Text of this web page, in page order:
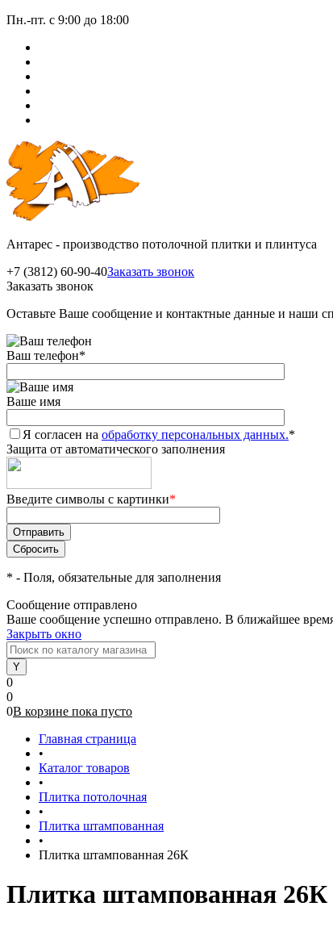
Пн.-пт. с 9:00 до 18:00
Антарес - производство потолочной плитки и плинтуса
+7 (3812) 60-90-40Заказать звонок
Заказать звонок
Оставьте Ваше сообщение и контактные данные и наши
Ваш телефон*
Ваше имя
Я согласен на обработку персональных данных.*
Защита от автоматического заполнения
Введите символы с картинки*
* - Поля, обязательные для заполнения
Сообщение отправлено
Ваше сообщение успешно отправлено. В ближайшее
Закрыть окно
0
0
0В корзине пока пусто
Главная страница
•
Каталог товаров
•
Плитка потолочная
•
Плитка штампованная
•
Плитка штампованная 26К
Плитка штампованная 26К